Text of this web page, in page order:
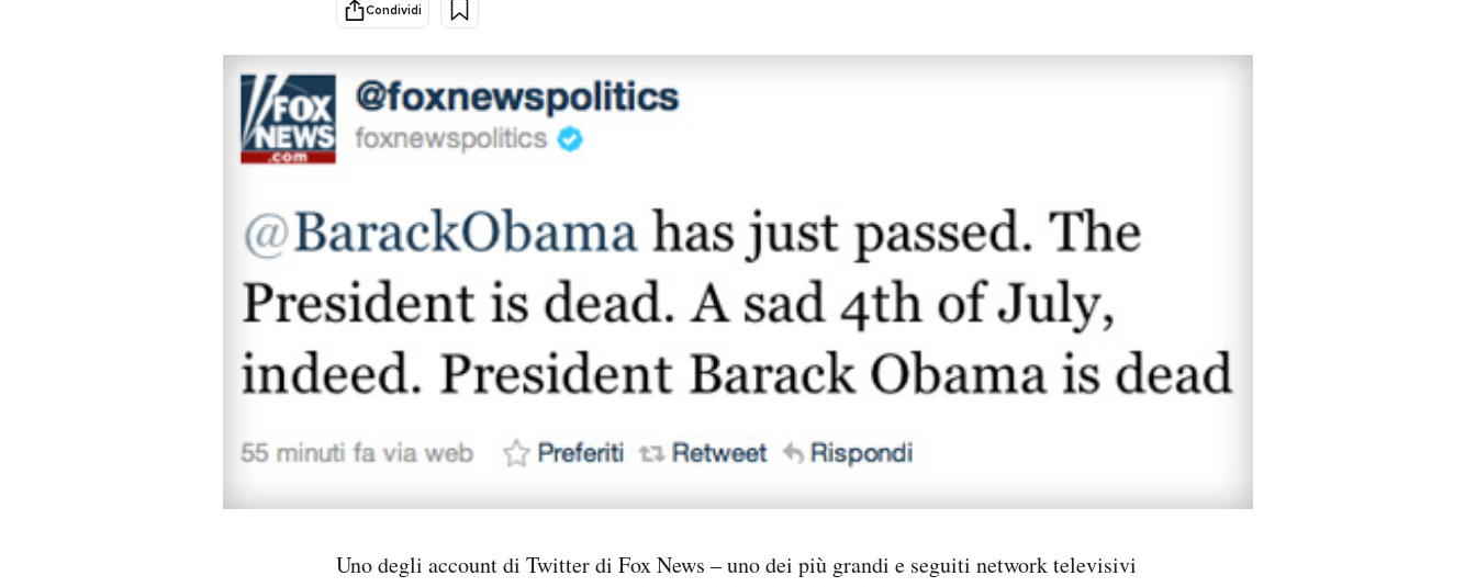
Altrecose
Mondiali calcio 2026
Condividi
Uno degli account di Twitter di Fox News – uno dei più grandi e seguiti network televisivi